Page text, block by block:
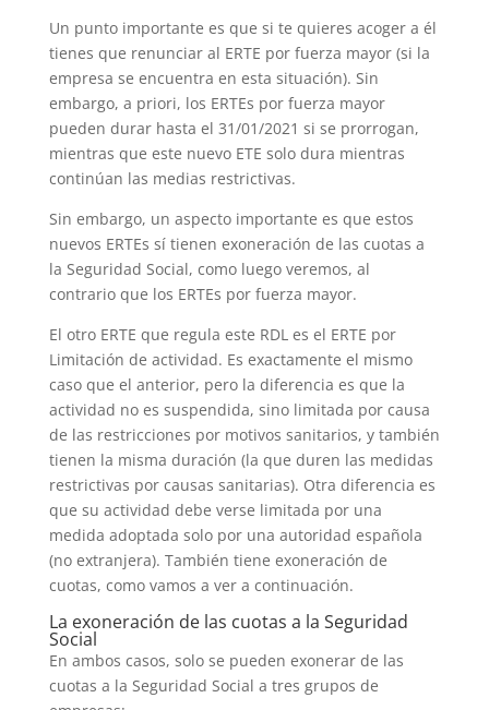
Un punto importante es que si te quieres acoger a él
tienes que renunciar al ERTE por fuerza mayor (si la
empresa se encuentra en esta situación). Sin
embargo, a priori, los ERTEs por fuerza mayor
pueden durar hasta el 31/01/2021 si se prorrogan,
mientras que este nuevo ETE solo dura mientras
continúan las medias restrictivas.
Sin embargo, un aspecto importante es que estos
nuevos ERTEs sí tienen exoneración de las cuotas a
la Seguridad Social, como luego veremos, al
contrario que los ERTEs por fuerza mayor.
El otro ERTE que regula este RDL es el ERTE por
Limitación de actividad. Es exactamente el mismo
caso que el anterior, pero la diferencia es que la
actividad no es suspendida, sino limitada por causa
de las restricciones por motivos sanitarios, y también
tienen la misma duración (la que duren las medidas
restrictivas por causas sanitarias). Otra diferencia es
que su actividad debe verse limitada por una
medida adoptada solo por una autoridad española
(no extranjera). También tiene exoneración de
cuotas, como vamos a ver a continuación.
La exoneración de las cuotas a la Seguridad
Social
En ambos casos, solo se pueden exonerar de las
cuotas a la Seguridad Social a tres grupos de